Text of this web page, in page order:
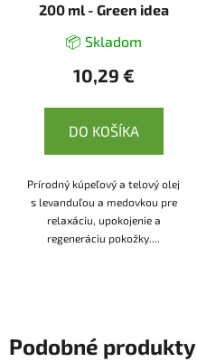
200 ml - Green idea
📦 Skladom
10,29 €
DO KOŠÍKA
Prírodný kúpeľový a telový olej
s levanduľou a medovkou pre
relaxáciu, upokojenie a
regeneráciu pokožky....
Podobné produkty